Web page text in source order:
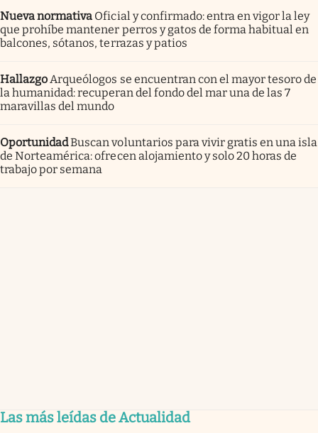
Nueva normativa Oficial y confirmado: entra en vigor la ley
que prohíbe mantener perros y gatos de forma habitual en
balcones, sótanos, terrazas y patios
Hallazgo Arqueólogos se encuentran con el mayor tesoro de
la humanidad: recuperan del fondo del mar una de las 7
maravillas del mundo
OportunidadBuscan voluntarios para vivir gratis en una isla
de Norteamérica: ofrecen alojamiento y solo 20 horas de
trabajo por semana
Las más leídas de Actualidad